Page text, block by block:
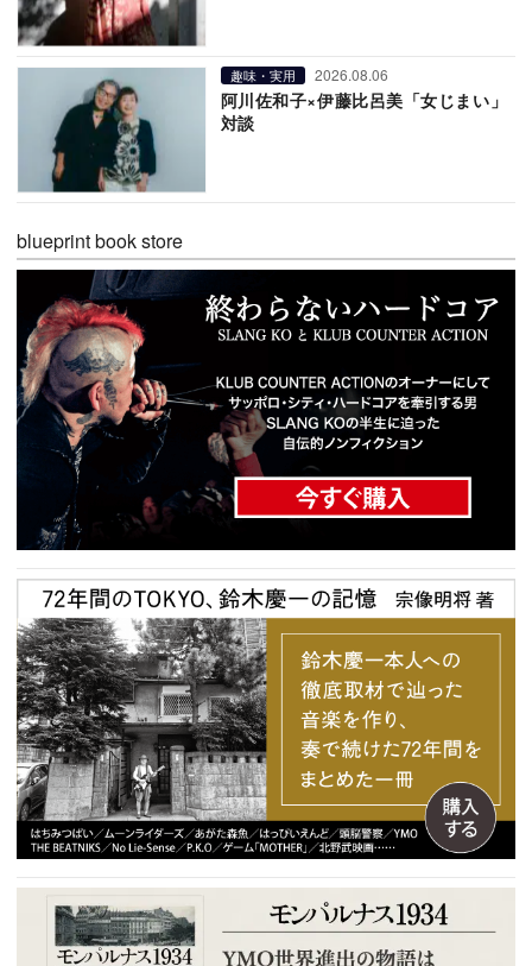
趣味・実用 2026.08.06
阿川佐和子×伊藤比呂美「女じまい」
対談
blueprint book store